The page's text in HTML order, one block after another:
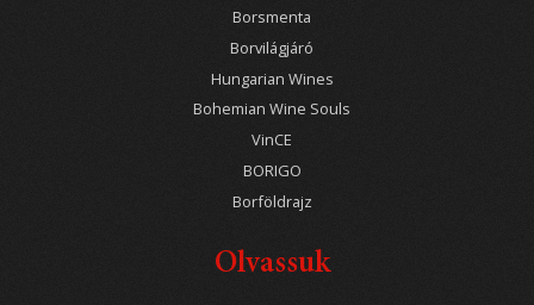
Borsmenta
Borvilágjáró
Hungarian Wines
Bohemian Wine Souls
VinCE
BORIGO
Borföldrajz
Olvassuk